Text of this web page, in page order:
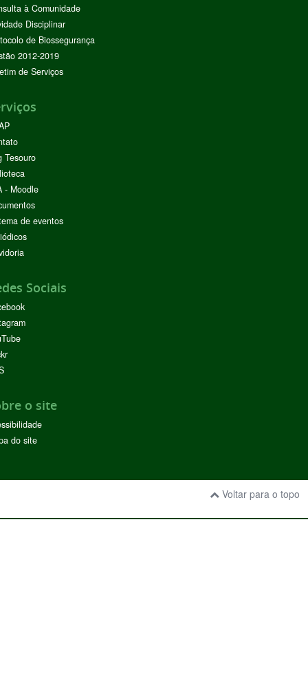
à Comunidade
Disciplinar
de Biossegurança
2012-2019
de Serviços
Tesouro
- Moodle
de eventos
Sociais
o site
do site
Voltar para o topo